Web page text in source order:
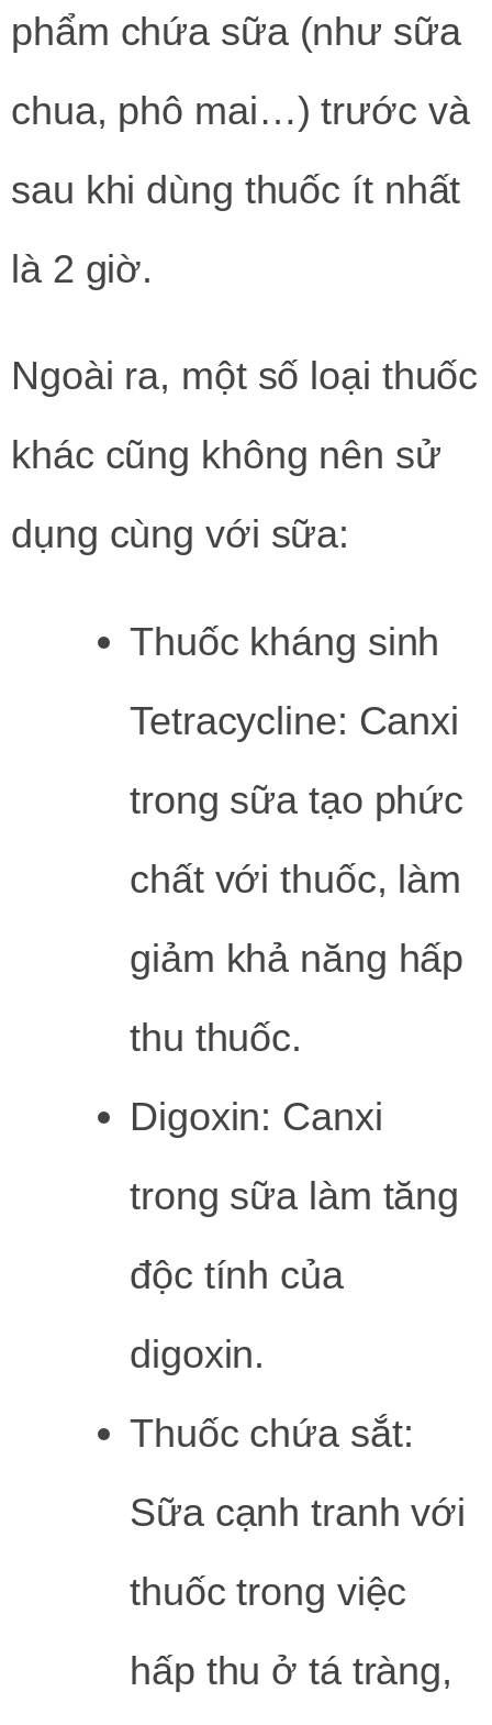
phẩm chứa sữa (như sữa
chua, phô mai…) trước và
sau khi dùng thuốc ít nhất
là 2 giờ.
Ngoài ra, một số loại thuốc
khác cũng không nên sử
dụng cùng với sữa:
Thuốc kháng sinh
Tetracycline: Canxi
trong sữa tạo phức
chất với thuốc, làm
giảm khả năng hấp
thu thuốc.
Digoxin: Canxi
trong sữa làm tăng
độc tính của
digoxin.
Thuốc chứa sắt:
Sữa cạnh tranh với
thuốc trong việc
hấp thu ở tá tràng,